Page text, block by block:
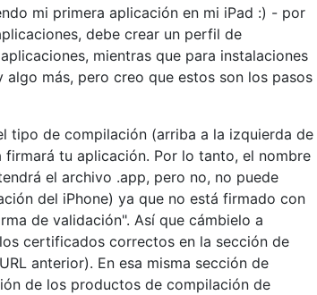
mi primera aplicación en mi iPad :) - por
debe crear un perfil de
mientras que para instalaciones
más, pero creo que estos son los pasos
tipo de compilación (arriba a la izquierda de
tu aplicación. Por lo tanto, el nombre
el archivo .app, pero no, no puede
del iPhone) ya que no está firmado con
de validación". Así que cámbielo a
certificados correctos en la sección de
anterior). En esa misma sección de
de los productos de compilación de